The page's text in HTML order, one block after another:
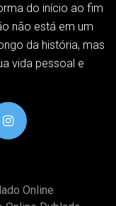
do início ao fim
não está em um
da história, mas
vida pessoal e
Online